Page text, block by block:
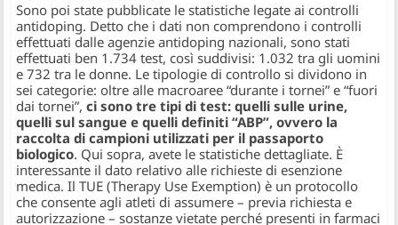
​Sono poi state pubblicate le statistiche legate ai controlli
antidoping. Detto che i dati non comprendono i controlli
effettuati dalle agenzie antidoping nazionali, sono stati
effettuati ben 1.734 test, così suddivisi: 1.032 tra gli uomini
e 732 tra le donne. Le tipologie di controllo si dividono in
sei categorie: oltre alle macroaree “durante i tornei” e “fuori
dai tornei”,ci sono tre tipi di test: quelli sulle urine,
quelli sul sangue e quelli definiti “ABP”, ovvero la
raccolta di campioni utilizzati per il passaporto
biologico. Qui sopra, avete le statistiche dettagliate. È
interessante il dato relativo alle richieste di esenzione
medica. Il TUE (Therapy Use Exemption) è un protocollo
che consente agli atleti di assumere – previa richiesta e
autorizzazione – sostanze vietate perché presenti in farmaci